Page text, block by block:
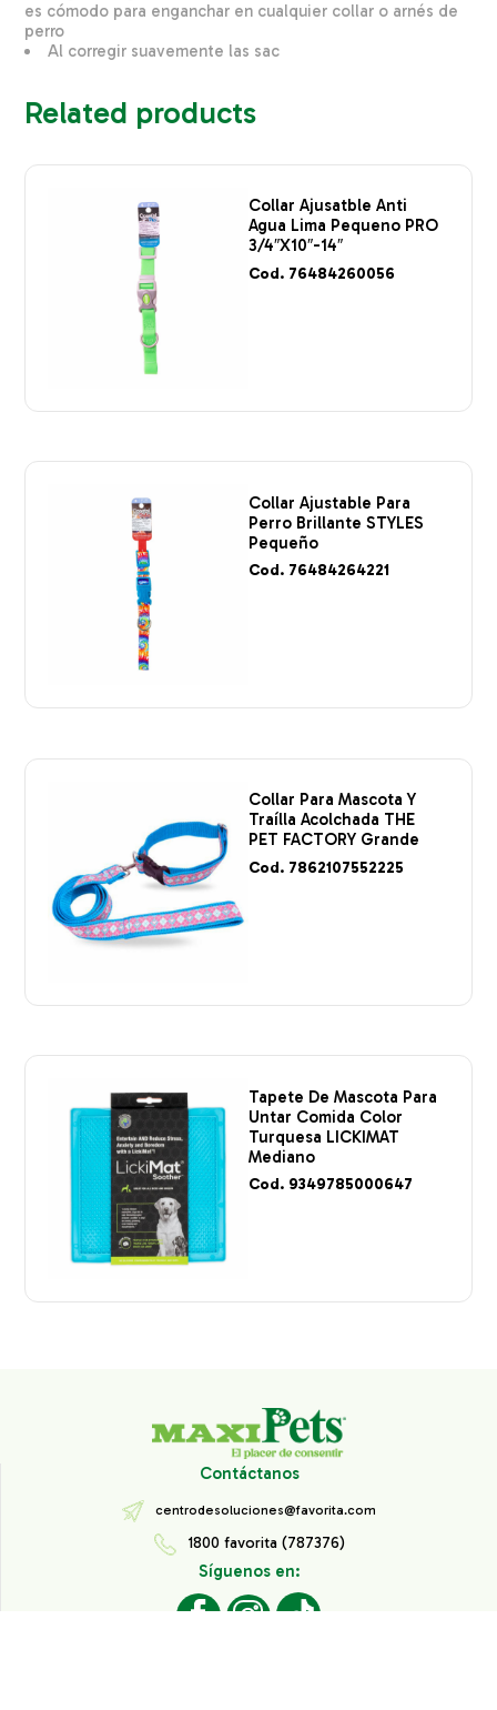
es cómodo para enganchar en cualquier collar o arnés de
perro
Al corregir suavemente las sac
Related products
Collar Ajusatble Anti
Agua Lima Pequeno PRO
3/4″X10″-14″
Cod. 76484260056
Collar Ajustable Para
Perro Brillante STYLES
Pequeño
Cod. 76484264221
Collar Para Mascota Y
Traílla Acolchada THE
PET FACTORY Grande
Cod. 7862107552225
Tapete De Mascota Para
Untar Comida Color
Turquesa LICKIMAT
Mediano
Cod. 9349785000647
Contáctanos
centrodesoluciones@favorita.com
1800 favorita (787376)
Síguenos en: